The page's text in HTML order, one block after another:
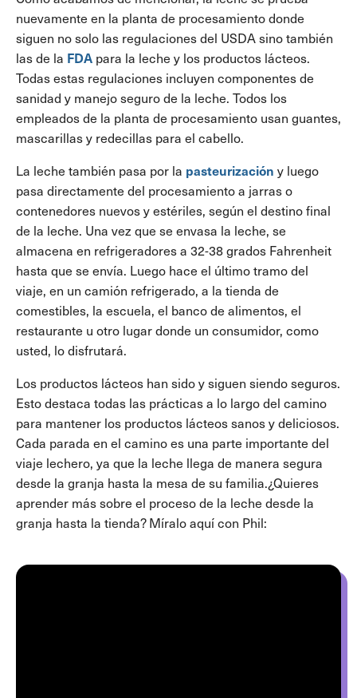
nuevamente en la planta de procesamiento donde
siguen no solo las regulaciones del USDA sino también
las de la FDA para la leche y los productos lácteos.
Todas estas regulaciones incluyen componentes de
sanidad y manejo seguro de la leche. Todos los
empleados de la planta de procesamiento usan guantes,
mascarillas y redecillas para el cabello.
La leche también pasa por la pasteurización y luego
pasa directamente del procesamiento a jarras o
contenedores nuevos y estériles, según el destino final
de la leche. Una vez que se envasa la leche, se
almacena en refrigeradores a 32-38 grados Fahrenheit
hasta que se envía. Luego hace el último tramo del
viaje, en un camión refrigerado, a la tienda de
comestibles, la escuela, el banco de alimentos, el
restaurante u otro lugar donde un consumidor, como
usted, lo disfrutará.
Los productos lácteos han sido y siguen siendo seguros.
Esto destaca todas las prácticas a lo largo del camino
para mantener los productos lácteos sanos y deliciosos.
Cada parada en el camino es una parte importante del
viaje lechero, ya que la leche llega de manera segura
desde la granja hasta la mesa de su familia.¿Quieres
aprender más sobre el proceso de la leche desde la
granja hasta la tienda? Míralo aquí con Phil: